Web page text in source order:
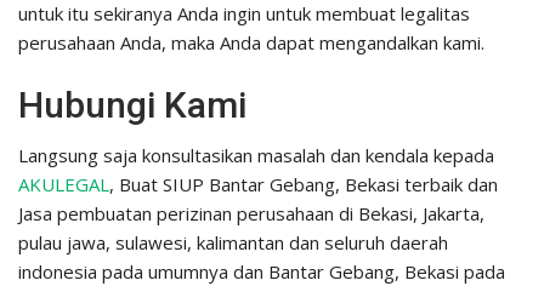
untuk itu sekiranya Anda ingin untuk membuat legalitas
perusahaan Anda, maka Anda dapat mengandalkan kami.
Hubungi Kami
Langsung saja konsultasikan masalah dan kendala kepada
AKULEGAL, Buat SIUP Bantar Gebang, Bekasi terbaik dan
Jasa pembuatan perizinan perusahaan di Bekasi, Jakarta,
pulau jawa, sulawesi, kalimantan dan seluruh daerah
indonesia pada umumnya dan Bantar Gebang, Bekasi pada